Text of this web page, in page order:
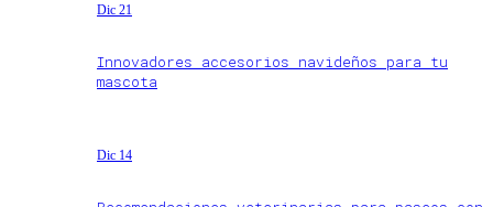
Dic 21
Innovadores accesorios navideños para tu
mascota
Dic 14